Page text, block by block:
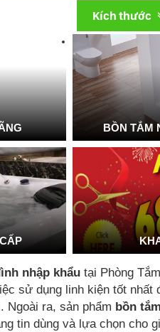
Kích thước
BỒN TẮM
nhập khẩu tại Phòng
sử dụng linh kiện tốt nhất
Ngoài ra, sản phẩm bồn
tin dùng và lựa chọn cho